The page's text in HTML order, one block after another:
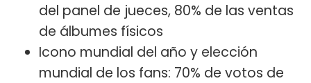
del panel de jueces, 80% de las ventas
de álbumes físicos
Icono mundial del año y elección
mundial de los fans: 70% de votos de